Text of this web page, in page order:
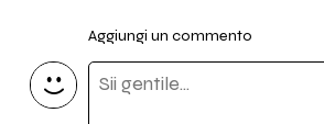
Aggiungi un commento